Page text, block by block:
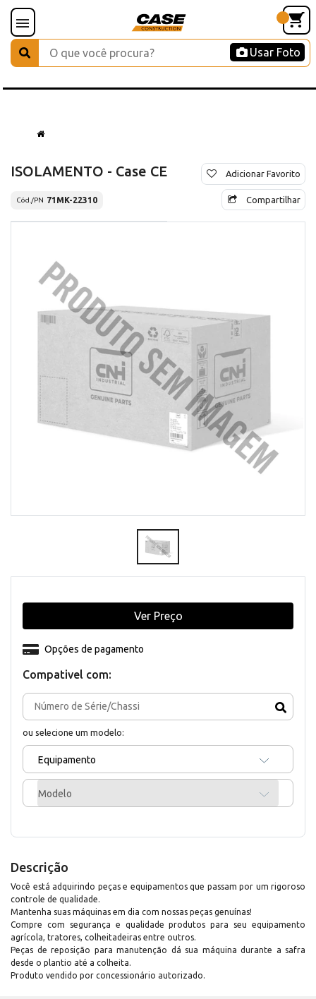
Usar Foto
ISOLAMENTO - Case CE
Cód./PN 71MK-22310
Adicionar Favorito
Compartilhar
Compativel com:
ou selecione um modelo:
Equipamento
Modelo
Opções de pagamento
Ver Preço
Descrição
Você está adquirindo peças e equipamentos que passam por um rigoroso
controle de qualidade.
Mantenha suas máquinas em dia com nossas peças genuínas!
Compre com segurança e qualidade produtos para seu equipamento
agrícola, tratores, colheitadeiras entre outros.
Peças de reposição para manutenção dá sua máquina durante a safra
desde o plantio até a colheita.
Produto vendido por concessionário autorizado.